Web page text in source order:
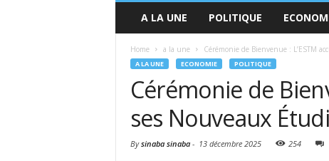
A LA UNE POLITIQUE
Home a la une Cérémonie de Bienvenue : L’ESTM
A LA UNE ECONOMIE POLITIQUE
Cérémonie de
ses Nouveaux
Bysinaba sinaba- 13 décembre 2025 254